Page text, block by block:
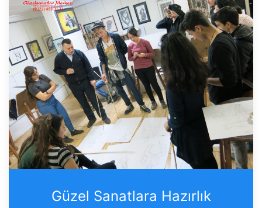
Güzel Sanatlara Hazırlık